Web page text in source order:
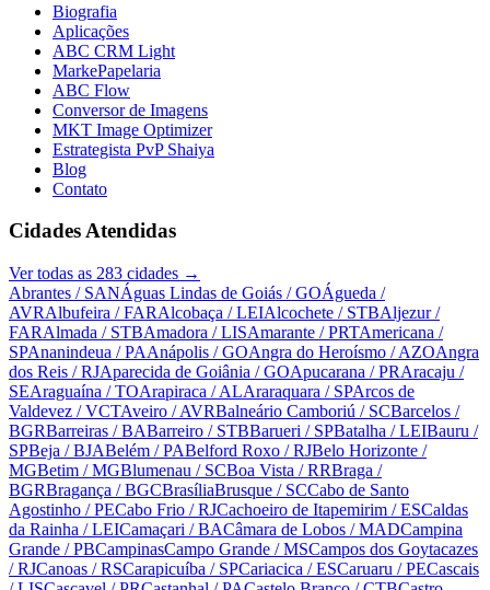
Biografia
Aplicações
ABC CRM Light
MarkePapelaria
ABC Flow
Conversor de Imagens
MKT Image Optimizer
Estrategista PvP Shaiya
Blog
Contato
Cidades Atendidas
Ver todas as 283 cidades →
Abrantes / SANÁguas Lindas de Goiás / GOÁgueda /
AVRAlbufeira / FARAlcobaça / LEIAlcochete / STBAljezur/
FARAlmada / STBAmadora / LISAmarante / PRTAmericana /
SPAnanindeua / PAAnápolis / GOAngra do Heroísmo / AZOAngra
dos Reis / RJAparecida de Goiânia / GOApucarana / PRAracaju /
SEAraguaína / TOArapiraca / ALAraraquara / SPArcos de
Valdevez / VCTAveiro / AVRBalneário Camboriú / SCBarcelos /
BGRBarreiras / BABarreiro / STBBarueri / SPBatalha / LEIBauru /
SPBeja / BJABelém / PABelford Roxo / RJBelo Horizonte /
MGBetim / MGBlumenau / SCBoa Vista / RRBraga /
BGRBragança / BGCBrasíliaBrusque / SCCabo de Santo
Agostinho / PECabo Frio / RJCachoeiro de Itapemirim / ESCaldas
da Rainha / LEICamaçari / BACâmara de Lobos / MADCampina
Grande / PBCampinasCampo Grande / MSCampos dos Goytacazes
/ RJCanoas / RSCarapicuíba / SPCariacica / ESCaruaru / PECascais